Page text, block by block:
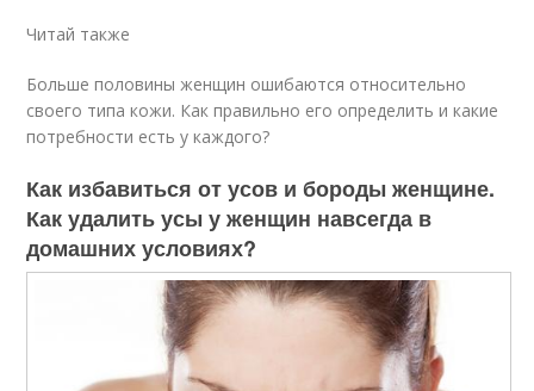
Читай также
Больше половины женщин ошибаются относительно
своего типа кожи. Как правильно его определить и какие
потребности есть у каждого?
Как избавиться от усов и бороды женщине.
Как удалить усы у женщин навсегда в
домашних условиях?